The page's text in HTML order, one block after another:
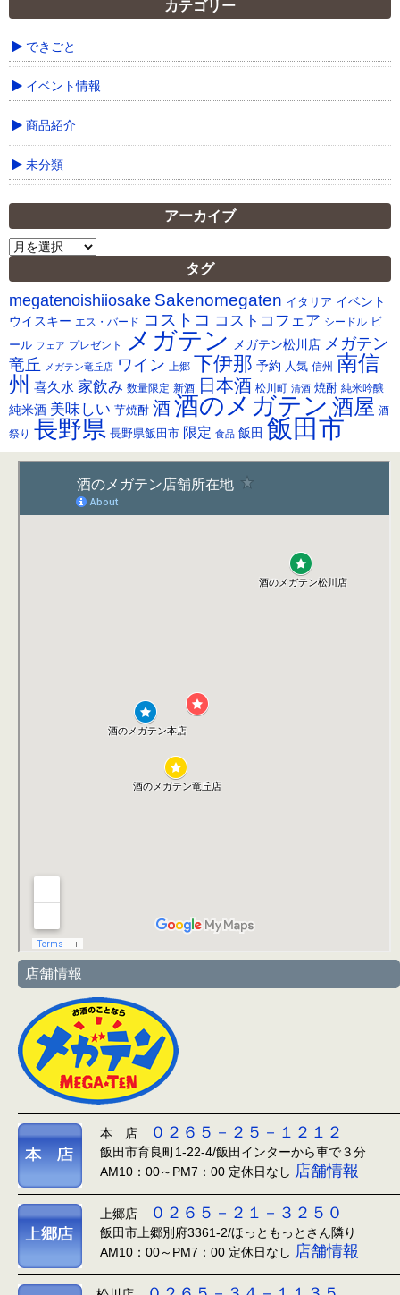
カテゴリー
できごと
イベント情報
商品紹介
未分類
アーカイブ
ア
カ
イ
ブ
タグ
megatenoishiiosake Sakenomegaten イタリア イベント
ウイスキー エス・バード コストコ コストコフェア シードル ビ
ール フェア プレゼント メガテン メガテン松川店 メガテン
竜丘
メガテン竜丘店 ワイン 上郷 下伊那 予約 人気 信州 南信
州 喜久水 家飲み 数量限定 新酒 日本酒 松川町 清酒 焼酎 純米吟醸
純米酒 美味しい 芋焼酎 酒酒のメガテン 酒屋 酒
祭り 長野県 長野県飯田市 限定 食品 飯田 飯田市
店舗情報
本 店 ０２６５－２５－１２１２
飯田市育良町1-22-4/飯田インターから車で３分
AM10：00～PM7：00 定休日なし 店舗情報
上郷店 ０２６５－２１－３２５０
飯田市上郷別府3361-2/ほっともっとさん隣り
AM10：00～PM7：00 定休日なし 店舗情報